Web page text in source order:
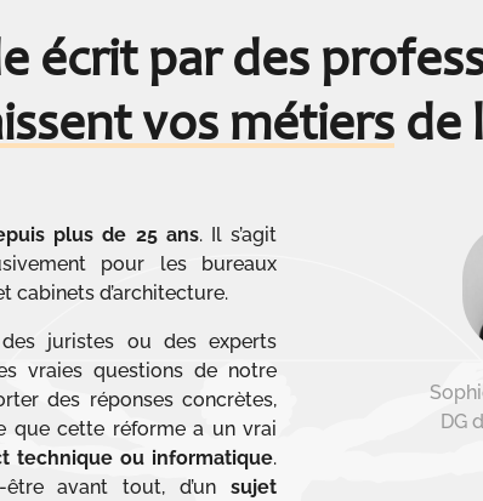
écrit par des
vos métiers de
plus de 25 ans. Il s’agit
pour les bureaux
cabinets d’architecture.
juristes ou des experts
vraies questions de notre
des réponses concrètes,
que cette réforme a un vrai
technique ou informatique.
avant tout, d’un sujet
DG